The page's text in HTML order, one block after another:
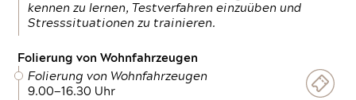
kennen zu lernen, Testverfahren einzuüben und
Stresssituationen zu trainieren.
Folierung von Wohnfahrzeugen
Folierung von Wohnfahrzeugen
9.00—16.30 Uhr